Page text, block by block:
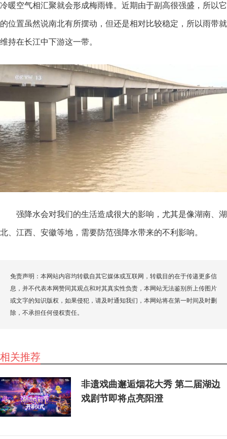
冷暖空气相汇聚就会形成梅雨锋。近期由于副高很强盛，所以它
的位置虽然说南北有所摆动，但还是相对比较稳定，所以雨带就
维持在长江中下游这一带。
强降水会对我们的生活造成很大的影响，尤其是像湖南、湖
北、江西、安徽等地，需要防范强降水带来的不利影响。
免责声明：本网站内容均转载自其它媒体或互联网，转载目的在于传递更多信
息，并不代表本网赞同其观点和对其真实性负责，本网站无法鉴别所上传图片
或文字的知识版权，如果侵犯，请及时通知我们，本网站将在第一时间及时删
除，不承担任何侵权责任。
相关推荐
非遗戏曲邂逅烟花大秀 第二届湖边
戏剧节即将点亮阳澄